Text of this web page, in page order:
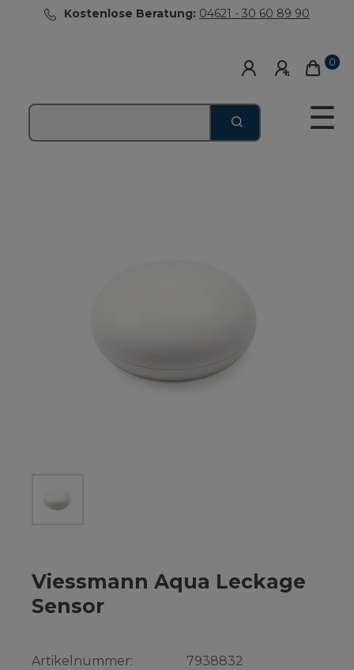
Kostenlose Beratung: 04621 - 30 60 89 90
0
☰
Viessmann Aqua Leckage
Sensor
Artikelnummer:
7938832